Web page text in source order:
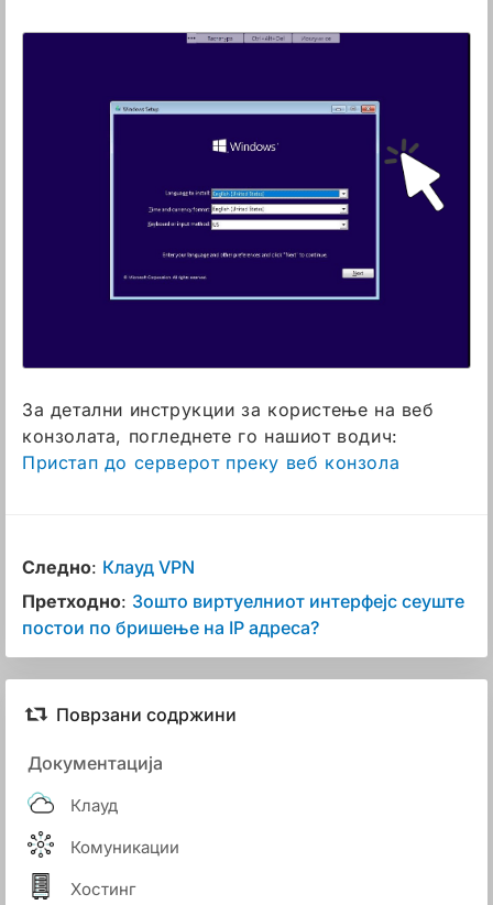
За детални инструкции за користење на веб
конзолата, погледнете го нашиот водич:
Пристап до серверот преку веб конзола
Следно: Клауд VPN
Претходно: Зошто виртуелниот интерфејс сеуште
постои по бришење на IP адреса?
Поврзани содржини
Документација
Клауд
Комуникации
Хостинг